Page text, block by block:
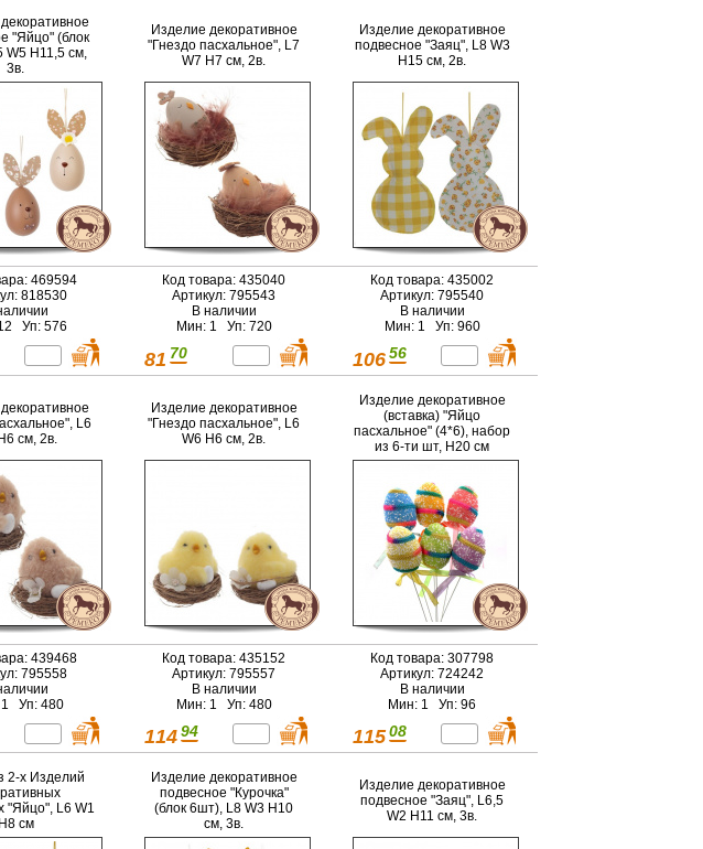
"Яйцо" (блок
W5 H11,5 см,
3в.
469594
818530
Уп: 576
Изделие декоративное
"Гнездо пасхальное", L7
W7 H7 см, 2в.
Код товара: 435040
Артикул: 795543
В наличии
Мин: 1 Уп: 720
81 70
Изделие декоративное
подвесное "Заяц", L8 W3
H15 см, 2в.
Код товара: 435002
Артикул: 795540
В наличии
Мин: 1 Уп: 960
106 56
L6
см, 2в.
439468
795558
Уп: 480
Изделие декоративное
"Гнездо пасхальное", L6
W6 H6 см, 2в.
Код товара: 435152
Артикул: 795557
В наличии
Мин: 1 Уп: 480
114 94
Изделие декоративное
(вставка) "Яйцо
пасхальное" (4*6), набор
из 6-ти шт, H20 см
Код товара: 307798
Артикул: 724242
В наличии
Мин: 1 Уп: 96
115 08
2-х Изделий
"Яйцо", L6 W1
H8 см
Изделие декоративное
подвесное "Курочка"
(блок 6шт), L8 W3 H10
см, 3в.
Изделие декоративное
подвесное "Заяц", L6,5
W2 H11 см, 3в.